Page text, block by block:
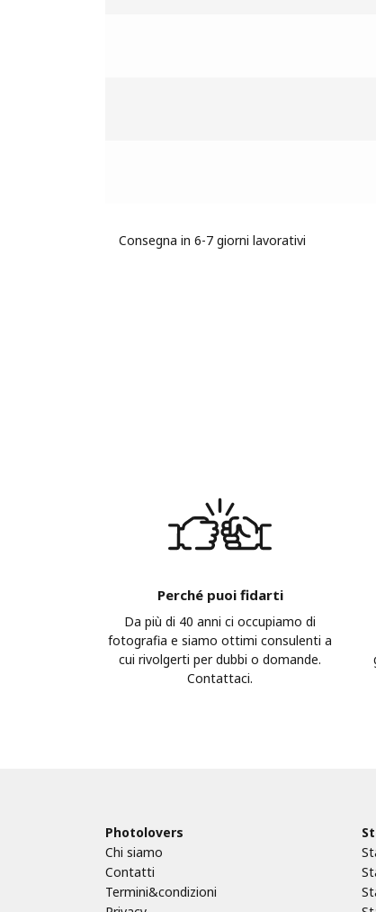
Consegna in 6-7 giorni lavorativi
Perché puoi fidarti
Da più di 40 anni ci occupiamo di
fotografia e siamo ottimi consulenti a
cui rivolgerti per dubbi o domande.
Contattaci.
Photolovers
Chi siamo
Contatti
Termini&condizioni